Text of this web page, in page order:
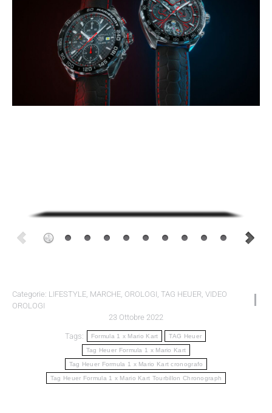
Categorie: LIFESTYLE, MARCHE, OROLOGI, TAG HEUER, VIDEO
OROLOGI
23 Ottobre 2022
Tags: Formula 1 x Mario Kart TAG Heuer
Tag Heuer Formula 1 x Mario Kart
Tag Heuer Formula 1 x Mario Kart cronografo
Tag Heuer Formula 1 x Mario Kart Tourbillon Chronograph